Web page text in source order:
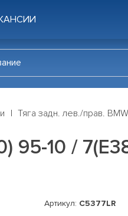
Тяга задн. лев./прав.
95-10 /
Артикул: C5377LR